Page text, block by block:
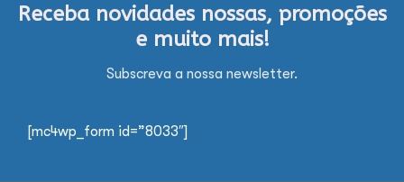
Receba novidades nossas, promoções
e muito mais!
Subscreva a nossa newsletter.
[mc4wp_form id=”8033″]